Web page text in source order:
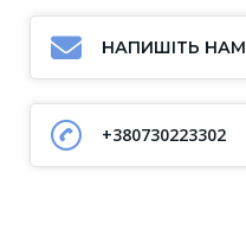
НАПИШІТЬ НАМ
+380730223302